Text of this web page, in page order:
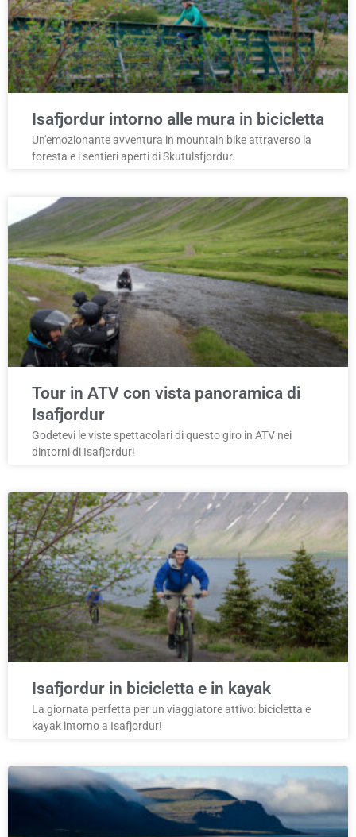
Isafjordur intorno alle mura in bicicletta
Un'emozionante avventura in mountain bike attraverso la
foresta e i sentieri aperti di Skutulsfjordur.
Tour in ATV con vista panoramica di
Isafjordur
Godetevi le viste spettacolari di questo giro in ATV nei
dintorni di Isafjordur!
Isafjordur in bicicletta e in kayak
La giornata perfetta per un viaggiatore attivo: bicicletta e
kayak intorno a Isafjordur!